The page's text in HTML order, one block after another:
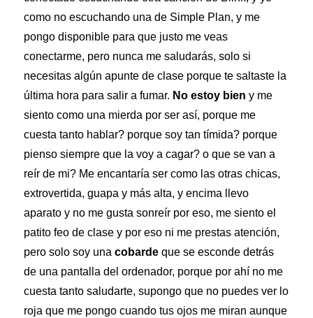
como no escuchando una de Simple Plan, y me
pongo disponible para que justo me veas
conectarme, pero nunca me saludarás, solo si
necesitas algún apunte de clase porque te saltaste la
última hora para salir a fumar. No estoy bien y me
siento como una mierda por ser así, porque me
cuesta tanto hablar? porque soy tan tímida? porque
pienso siempre que la voy a cagar? o que se van a
reír de mi? Me encantaría ser como las otras chicas,
extrovertida, guapa y más alta, y encima llevo
aparato y no me gusta sonreír por eso, me siento el
patito feo de clase y por eso ni me prestas atención,
pero solo soy unacobarde que se esconde detrás
de una pantalla del ordenador, porque por ahí no me
cuesta tanto saludarte, supongo que no puedes ver lo
roja que me pongo cuando tus ojos me miran aunque